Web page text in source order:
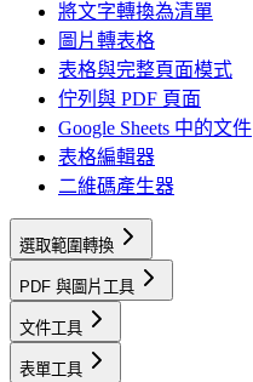
將文字轉換為清單
圖片轉表格
表格與完整頁面模式
佇列與 PDF 頁面
Google Sheets 中的文件
表格編輯器
二維碼產生器
選取範圍轉換
PDF 與圖片工具
文件工具
表單工具